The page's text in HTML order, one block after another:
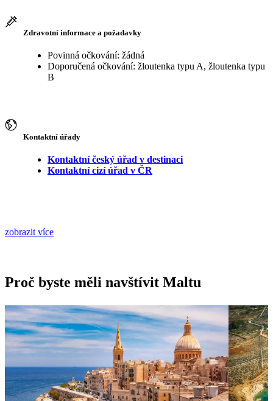
Zdravotní informace a požadavky
Povinná očkování: žádná
Doporučená očkování: žloutenka typu A, žloutenka typu
B
Kontaktní úřady
Kontaktní český úřad v destinaci
Kontaktní cizí úřad v ČR
zobrazit více
Proč byste měli navštívit Maltu